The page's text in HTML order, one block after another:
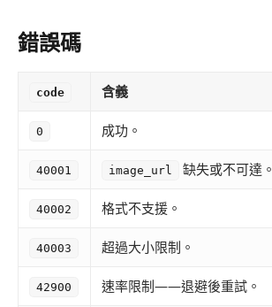
錯誤碼
code 含義
0 成功。
40001 image_url 缺失或不可達。
40002 格式不支援。
40003 超過大小限制。
42900 速率限制——退避後重試。